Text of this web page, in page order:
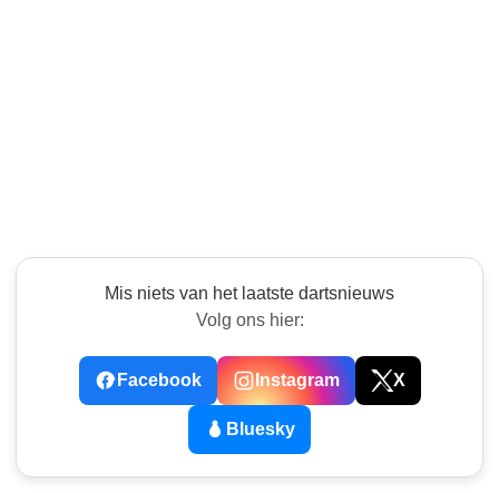
Mis niets van het laatste dartsnieuws
Volg ons hier:
Facebook Instagram X
Bluesky